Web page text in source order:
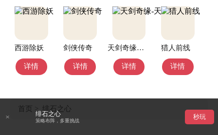
西游除妖
详情
剑侠传奇
详情
天剑奇缘-天玑服
详情
猎人前线
详情
首页 > 绯石之心
绯石之心
策略布阵，多重挑战
秒玩